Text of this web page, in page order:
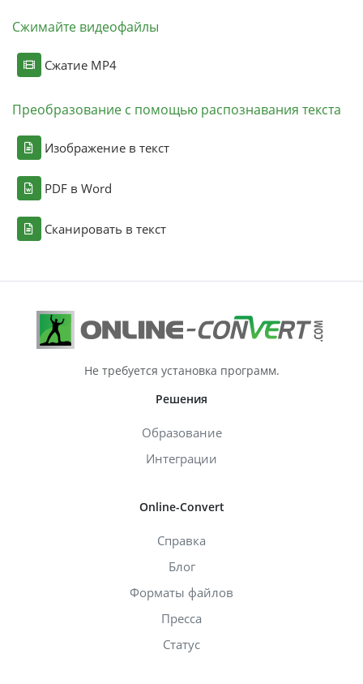
Сжимайте видеофайлы
Сжатие MP4
Преобразование с помощью распознавания текста
Изображение в текст
PDF в Word
Сканировать в текст
Не требуется установка программ.
Решения
Образование
Интеграции
Online-Convert
Справка
Блог
Форматы файлов
Пресса
Статус